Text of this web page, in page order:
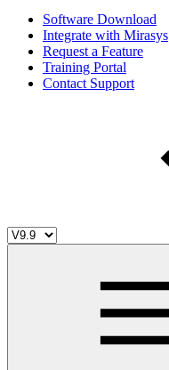
Software Download
Integrate with Mirasys
Request a Feature
Training Portal
Contact Support